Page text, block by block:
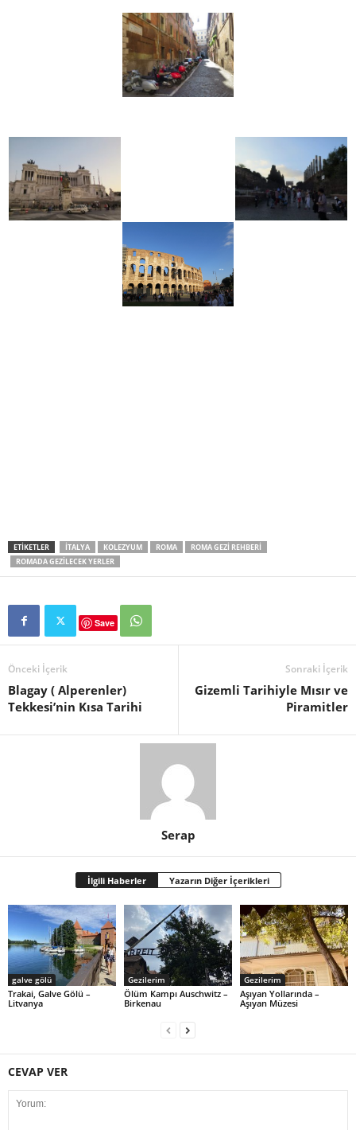
ETIKETLER ITALYA KOLEZYUM ROMA
ROMA GEZI REHBERI
ROMADA GEZILECEK YERLER
Save
Önceki İçerik
Blagay ( Alperenler)
Tekkesi’nin Kısa Tarihi
Sonraki İçerik
Gizemli Tarihiyle Mısır ve
Piramitler
Serap
İlgili Haberler Yazarın Diğer İçerikleri
galve gölü
Trakai, Galve Gölü –
Litvanya
Gezilerim
Ölüm Kampı Auschwitz –
Birkenau
Gezilerim
Aşıyan Yollarında –
Aşıyan Müzesi
CEVAP VER